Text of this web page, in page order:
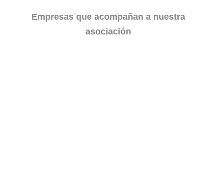
Empresas que acompañan a nuestra
asociación